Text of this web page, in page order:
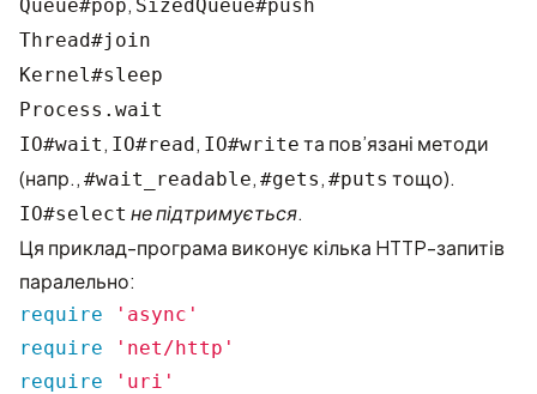
Queue#pop SizedQueue#push
Thread#join
Kernel#sleep
Process.wait
IO#wait , IO#read, IO#write та пов’язані методи
(напр., #wait_readable, #gets , #puts тощо).
IO#select не підтримується.
Ця приклад-програма виконує кілька HTTP-запитів
паралельно:
require
'async'
require
'net/http'
require
'uri'